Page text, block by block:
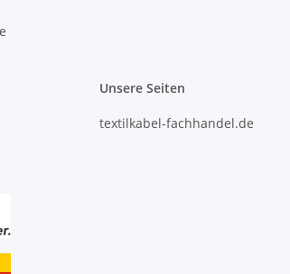
Unsere Seiten
textilkabel-fachhandel.de